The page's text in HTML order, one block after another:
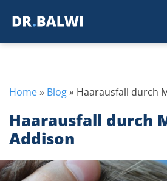
Home» Blog» Haarausfall durch
Haarausfall durch
Addison